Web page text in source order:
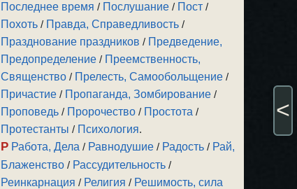
Последнее время / Послушание / Пост /
Похоть / Правда, Справедливость /
Празднование праздников / Предведение,
Предопределение / Преемственность,
Священство / Прелесть, Самообольщение /
Причастие / Пропаганда, Зомбирование /
Проповедь / Пророчество / Простота /
Протестанты / Психология.
Р Работа, Дела / Равнодушие / Радость / Рай,
Блаженство / Рассудительность /
Реинкарнация / Религия / Решимость, сила
<